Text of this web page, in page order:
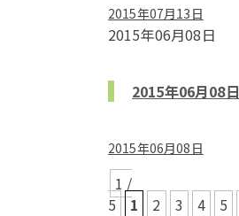
2015年07月13日
2015年06月08日
2015年06月08日
2015年06月08日
1 /
5
1 2 3 4 5